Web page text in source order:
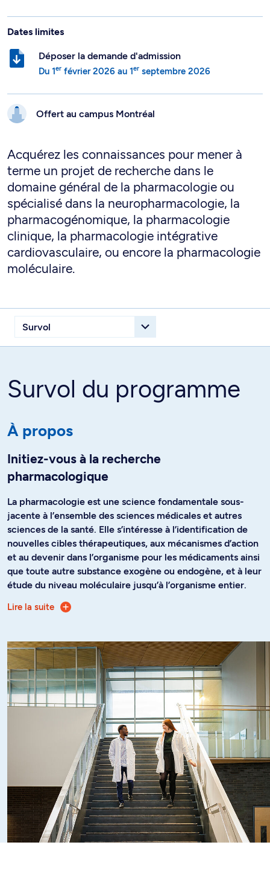
Dates limites
Déposer la demande d'admission
Du 1er février 2026 au 1er septembre 2026
Offert au campus Montréal
Acquérez les connaissances pour mener à
terme un projet de recherche dans le
domaine général de la pharmacologie ou
spécialisé dans la neuropharmacologie, la
pharmacogénomique, la pharmacologie
clinique, la pharmacologie intégrative
cardiovasculaire, ou encore la pharmacologie
moléculaire.
Survol du programme
À propos
Initiez-vous à la recherche
pharmacologique
La pharmacologie est une science fondamentale sous-
jacente à l’ensemble des sciences médicales et autres
sciences de la santé. Elle s’intéresse à l’identification de
nouvelles cibles thérapeutiques, aux mécanismes d’action
et au devenir dans l’organisme pour les médicaments ainsi
que toute autre substance exogène ou endogène, et à leur
étude du niveau moléculaire jusqu’à l’organisme entier.
La maîtrise en pharmacologie vous permet d’acquérir des
texte sous forme de mémoire. Les cours de séminaires et
les journées de la recherche du Département de
pharmacologie et physiologie visent à développer votre
sens critique lors de conférences scientifiques ainsi que
vos compétences personnelles pour la communication
orale ou par affiche de vos résultats de recherche.
Enfin, le projet proposé par un directeur ou une directrice
de recherche vous permet de développer vos
compétences pour la maîtrise de méthodologies, la
collecte de données originales, votre analyse statistique,
et votre présentation critique sous la forme d’un mémoire
traditionnel ou par article.
Lire la suite